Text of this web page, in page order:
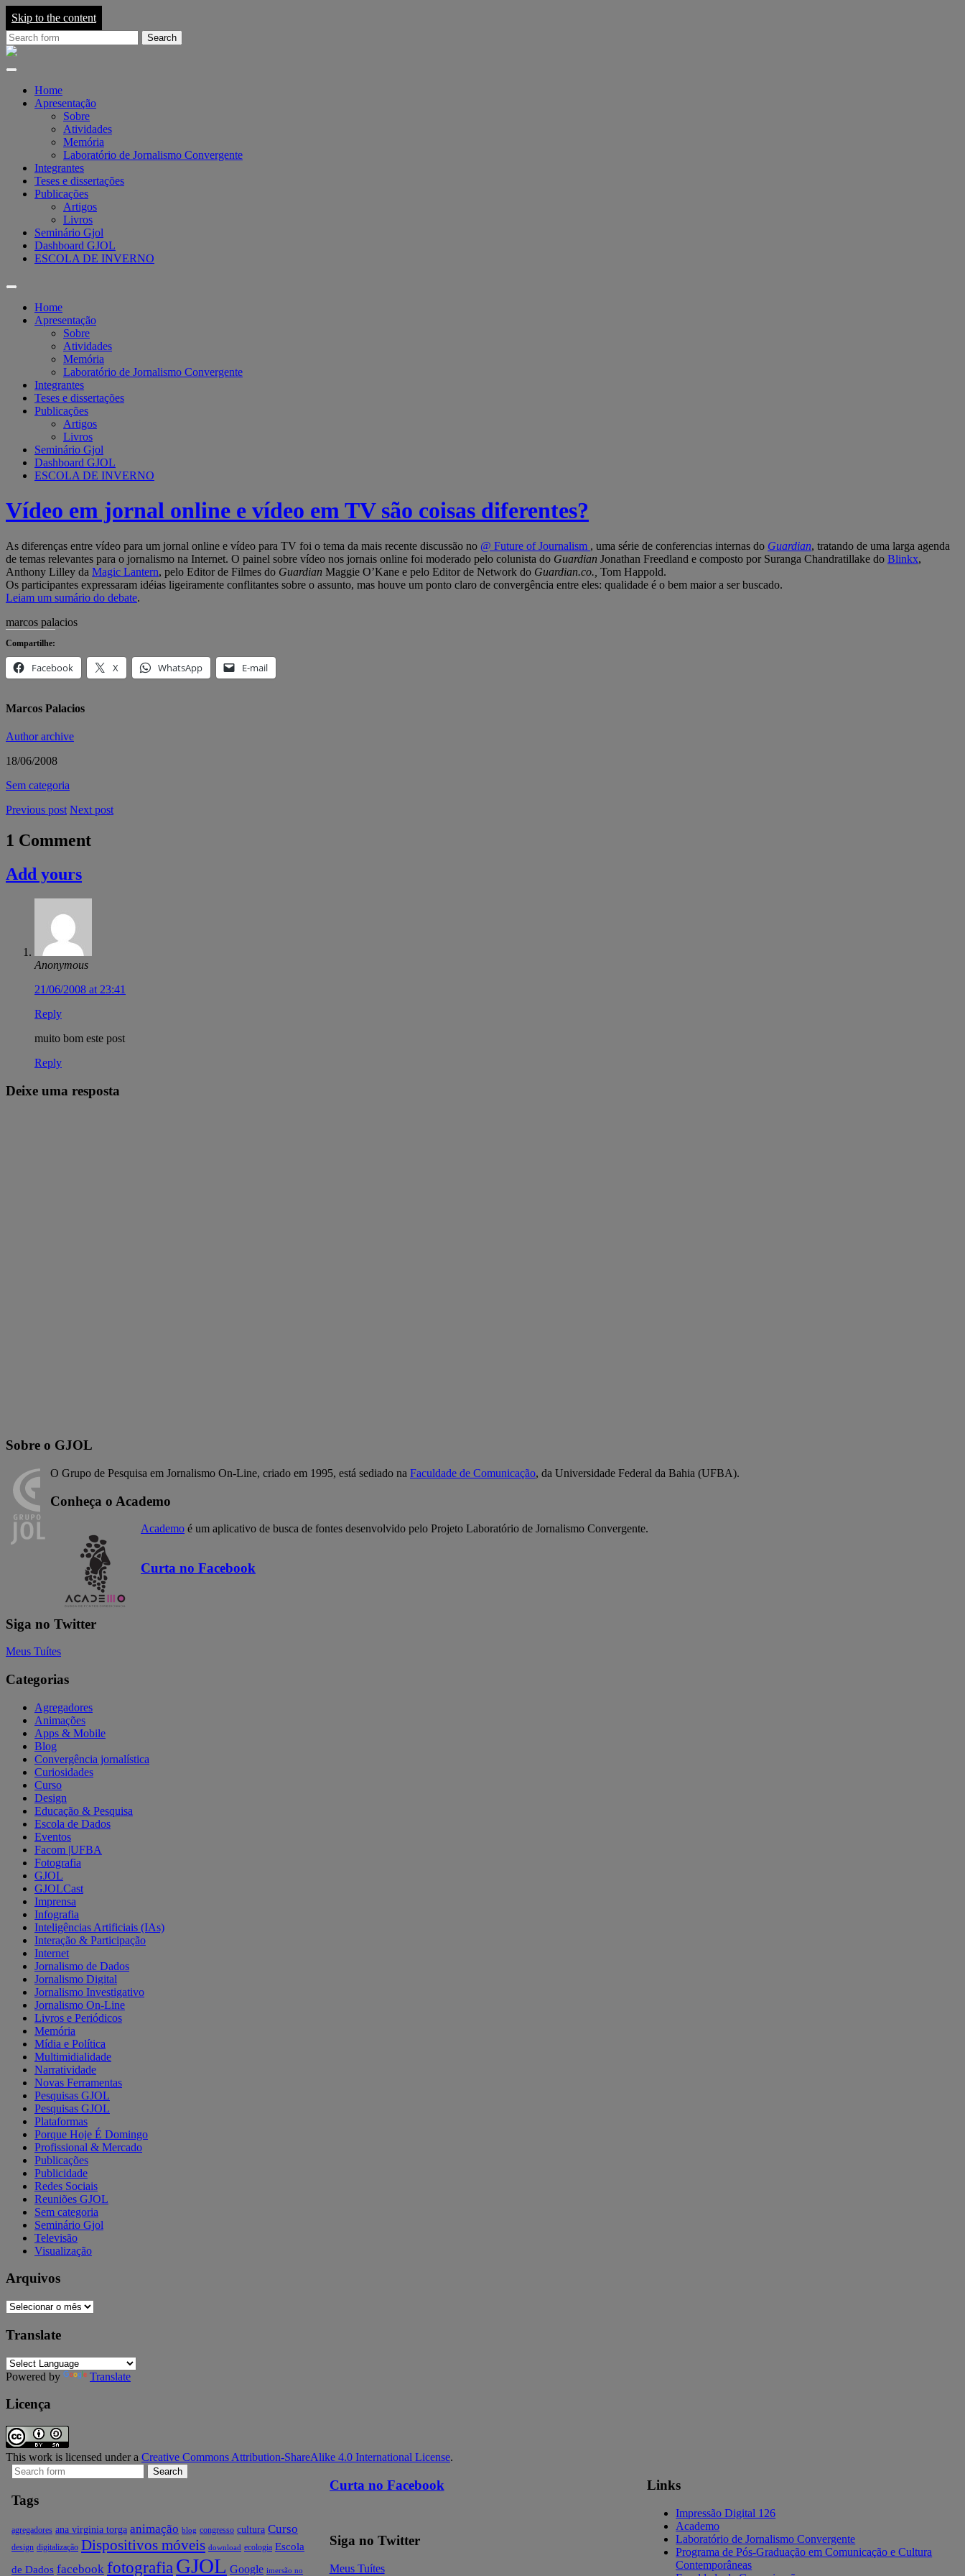
Skip to the content
Search
for:Grupo
em
Jornalismo
Home
Apresentação
Sobre
Atividades
Memória
Laboratório de Jornalismo Convergente
Integrantes
Teses e dissertações
Publicações
Artigos
Livros
Seminário Gjol
Dashboard GJOL
ESCOLA DE INVERNO
Toggle
search
field
Home
Apresentação
Sobre
Atividades
Memória
Laboratório de Jornalismo Convergente
Integrantes
Teses e dissertações
Publicações
Artigos
Livros
Seminário Gjol
Dashboard GJOL
ESCOLA DE INVERNO
Vídeo em jornal online e vídeo em TV são coisas diferentes?
As diferenças entre vídeo para um jornal online e vídeo para TV foi o tema da mais recente discussão no @ Future of Journalism , uma série de conferencias internas do Guardian, tratando de uma larga agenda
de temas relevantes para o jornalismo na Internet. O painel sobre vídeo nos jornais online foi moderado pelo colunista do Guardian Jonathan Freedland e composto por Suranga Chandratillake do Blinkx,
Anthony Lilley da Magic Lantern, pelo Editor de Filmes do Guardian Maggie O’Kane e pelo Editor de Network do Guardian.co., Tom Happold.
Os participantes expressaram idéias ligeiramente conflitantes sobre o assunto, mas houve um ponto claro de convergência entre eles: qualidade é o bem maior a ser buscado.
Leiam um sumário do debate.
marcos palacios
Compartilhe:
Facebook X WhatsApp E-mail
Marcos Palacios
Author archive
18/06/2008
Sem categoria
Previous post Next post
1 Comment
Add yours
Anonymous
21/06/2008 at 23:41
Reply
muito bom este post
Reply
Deixe uma resposta
Sobre o GJOL
O Grupo de Pesquisa em Jornalismo On-Line, criado em 1995, está sediado na Faculdade de Comunicação, da Universidade Federal da Bahia (UFBA).
Conheça o Academo
Academo é um aplicativo de busca de fontes desenvolvido pelo Projeto Laboratório de Jornalismo Convergente.
Curta no Facebook
Siga no Twitter
Meus Tuítes
Categorias
Agregadores
Animações
Apps & Mobile
Blog
Convergência jornalística
Curiosidades
Curso
Design
Educação & Pesquisa
Escola de Dados
Eventos
Facom |UFBA
Fotografia
GJOL
GJOLCast
Imprensa
Infografia
Inteligências Artificiais (IAs)
Interação & Participação
Internet
Jornalismo de Dados
Jornalismo Digital
Jornalismo Investigativo
Jornalismo On-Line
Livros e Periódicos
Memória
Mídia e Política
Multimidialidade
Narratividade
Novas Ferramentas
Pesquisas GJOL
Pesquisas GJOL
Plataformas
Porque Hoje É Domingo
Profissional & Mercado
Publicações
Publicidade
Redes Sociais
Reuniões GJOL
Sem categoria
Seminário Gjol
Televisão
Visualização
Arquivos
Arquivos
Translate
Powered by Translate
Licença
This work is licensed under a Creative Commons Attribution-ShareAlike 4.0 International License.
Search
for:
Tags
agregadores ana virginia torga animação blog congresso cultura Curso
design digitalização Dispositivos móveis download ecologia Escola
de Dados facebook fotografia GJOL Google imersão no
Curta no Facebook
Siga no Twitter
Meus Tuítes
Links
Impressão Digital 126
Academo
Laboratório de Jornalismo Convergente
Programa de Pós-Graduação em Comunicação e Cultura
Contemporâneas